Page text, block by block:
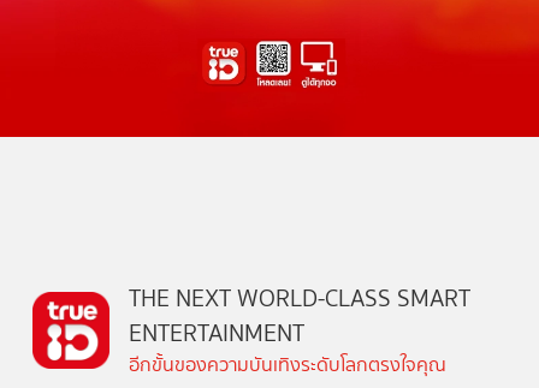
THE NEXT WORLD-CLASS SMART
ENTERTAINMENT
อีกขั้นของความบันเทิงระดับโลกตรงใจคุณ